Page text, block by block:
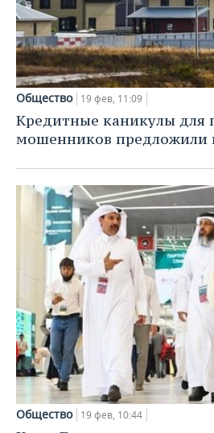
Общество 19 фев, 11:09
Кредитные каникулы для
мошенников предложили
Общество 19 фев, 10:44